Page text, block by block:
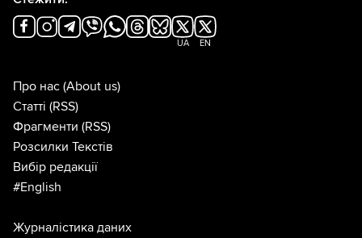
UA EN
Про нас (About us)
Статті (RSS)
Фрагменти (RSS)
Розсилки Текстів
Вибір редакції
#English
Журналістика даних